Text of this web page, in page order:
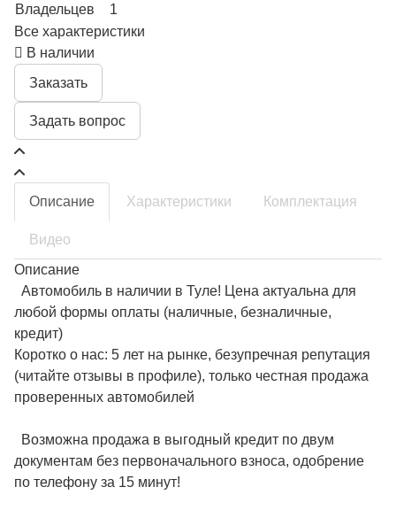
Владельцев
1
Все характеристики
В наличии
Заказать
Задать вопрос
Описание Характеристики Комплектация
Видео
Описание
Автомобиль в наличии в Туле! Цена актуальна для
любой формы оплаты (наличные, безналичные,
кредит)
Коротко о нас: 5 лет на рынке, безупречная репутация
(читайте отзывы в профиле), только честная продажа
проверенных автомобилей
Возможна продажа в выгодный кредит по двум
документам без первоначального взноса, одобрение
по телефону за 15 минут!